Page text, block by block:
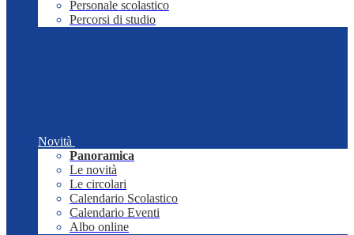
Personale scolastico
Percorsi di studio
Novità
Panoramica
Le novità
Le circolari
Calendario Scolastico
Calendario Eventi
Albo online